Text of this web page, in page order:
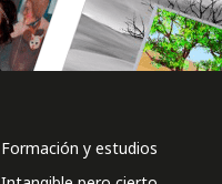
Formación y estudios